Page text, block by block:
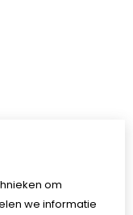
om
we informatie